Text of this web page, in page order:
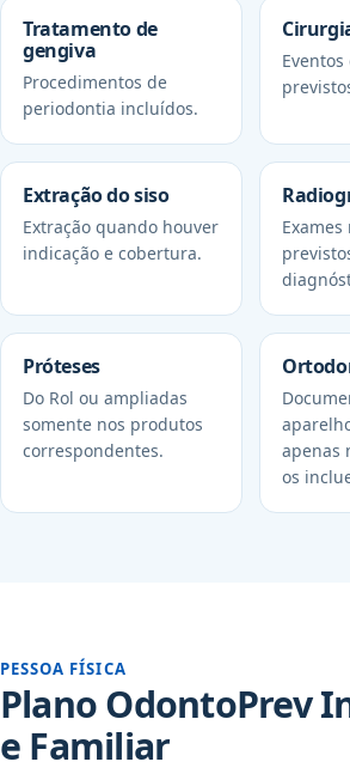
Tratamento de
gengiva
Procedimentos de
periodontia incluídos.
Extração do siso
Extração quando houver
indicação e cobertura.
Próteses
Do Rol ou ampliadas
somente nos produtos
correspondentes.
apenas
os
PESSOA FÍSICA
Plano OdontoPrev
e Familiar